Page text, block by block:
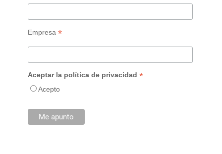
Empresa *
Aceptar la política de privacidad *
Acepto